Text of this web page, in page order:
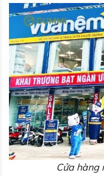
Cửa hàng